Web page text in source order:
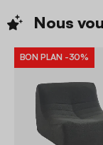
Nous
BON PLAN -30%